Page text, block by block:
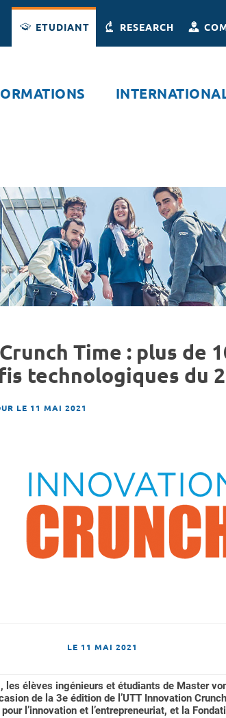
ETUDIANT RESEARCH
Time : plus de
technologiques du
LE 11 MAI 2021
LE 11 MAI 2021
les élèves ingénieurs et étudiants de Master
de la 3e édition de l’UTT Innovation
l’innovation et l’entrepreneuriat, et la